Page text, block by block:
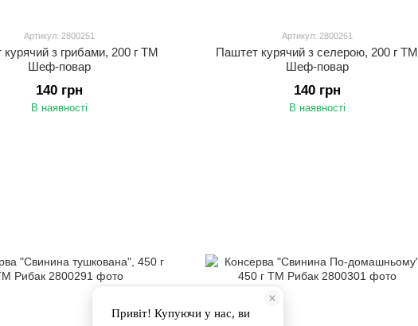
Артикул: 2800251
з грибами, 200 г ТМ
Шеф-повар
140 грн
В наявності
Артикул: 2800261
Паштет курячий з селерою, 200 г ТМ
Шеф-повар
140 грн
В наявності